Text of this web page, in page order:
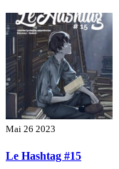
Mai 26 2023
Le Hashtag #15